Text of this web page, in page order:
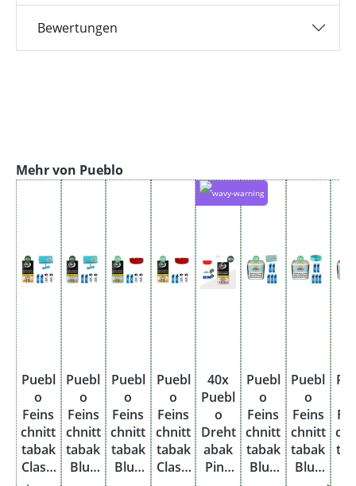
Bewertungen
Produktgalerie überspringen
Mehr von Pueblo
Puebl
o
Feins
chnitt
tabak
Classi
Puebl
o
Feins
chnitt
tabak
Blue
Puebl
o
Feins
chnitt
tabak
Blue
Puebl
o
Feins
chnitt
tabak
Classi
40x
Puebl
o
Dreht
abak
Pink
Puebl
o
Feins
chnitt
tabak
Blue
Puebl
o
Feins
chnitt
tabak
Blue